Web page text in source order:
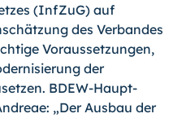
(InfZuG) auf
des Verbandes
Voraussetzungen,
der
BDEW-Haupt­
„Der Ausbau der